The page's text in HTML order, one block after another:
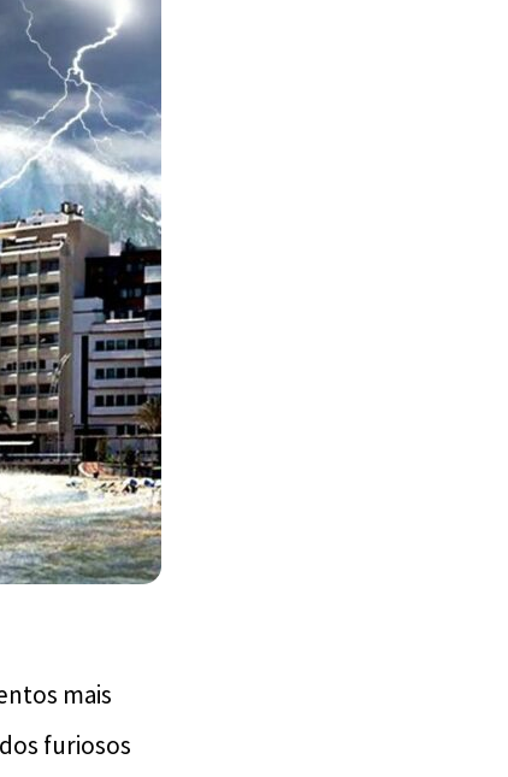
mais
furiosos